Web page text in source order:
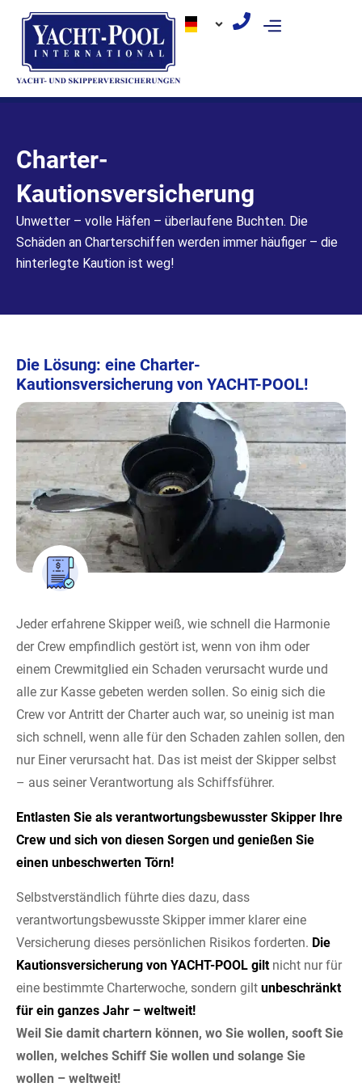
springen
Charter-
Kautionsversicherung
Unwetter – volle Häfen – überlaufene Buchten. Die
Schäden an Charterschiffen werden immer häufiger – die
hinterlegte Kaution ist weg!
Die Lösung: eine Charter-
Kautionsversicherung von YACHT-POOL!
Jeder erfahrene Skipper weiß, wie schnell die Harmonie
der Crew empfindlich gestört ist, wenn von ihm oder
einem Crewmitglied ein Schaden verursacht wurde und
alle zur Kasse gebeten werden sollen. So einig sich die
Crew vor Antritt der Charter auch war, so uneinig ist man
sich schnell, wenn alle für den Schaden zahlen sollen, den
nur Einer verursacht hat. Das ist meist der Skipper selbst
– aus seiner Verantwortung als Schiffsführer.
Entlasten Sie als verantwortungsbewusster Skipper Ihre
Crew und sich von diesen Sorgen und genießen Sie
einen unbeschwerten Törn!
Selbstverständlich führte dies dazu, dass
verantwortungsbewusste Skipper immer klarer eine
Versicherung dieses persönlichen Risikos forderten. Die
Kautionsversicherung von YACHT-POOL giltnicht nur für
eine bestimmte Charterwoche, sondern gilt unbeschränkt
für ein ganzes Jahr – weltweit!
Weil Sie damit chartern können, wo Sie wollen, sooft Sie
wollen, welches Schiff Sie wollen und solange Sie
wollen – weltweit!